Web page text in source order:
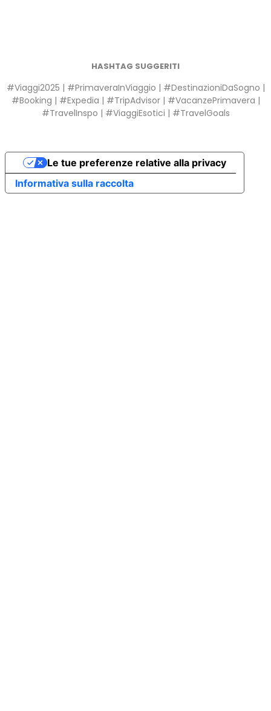
HASHTAG SUGGERITI
#Viaggi2025 | #PrimaveraInViaggio | #DestinazioniDaSogno |
#Booking | #Expedia | #TripAdvisor | #VacanzePrimavera |
#TravelInspo | #ViaggiEsotici | #TravelGoals
Informativa sulla raccolta
Le tue preferenze relative alla privacy